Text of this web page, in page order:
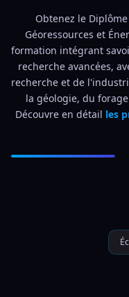
Obtenez le
Géoressources et
formation intégrant
recherche avancées,
recherche et de
la géologie, du
Découvre en détail les